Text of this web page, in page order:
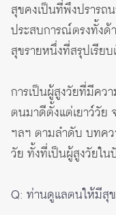
สุขคงเป็นที่พึงปราร
ประสบการณ์ตรงทั้งด้
สุขรายหนึ่งที่สรุปเรีย
การเป็นผู้สูงวัยที่มีคว
ตนมาดีตั้งแต่เยาว์วัย
ฯลฯ ตามลำดับ บทค
วัย ทั้งที่เป็นผู้สูงวัยใ
Q: ท่านดูแลตนให้มีสุ